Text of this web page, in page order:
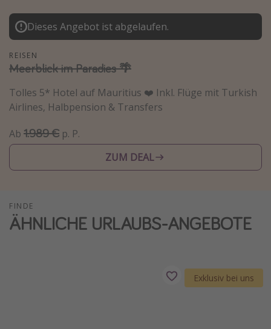
Lombardei
Korsika
Gambia
Reisethemen
Alle Reisethemen
Städtereisen
Strandurlaub
Wellnessurlaub
Kurzurlaub
Skiurlaub
Dieses Angebot ist abgelaufen.
REISEN
Meerblick im Paradies 🌴
Tolles 5* Hotel auf Mauritius ❤️ Inkl. Flüge mit Turkish
Airlines, Halbpension & Transfers
Ab 1.989 € p. P.
ZUM DEAL
FINDE
ÄHNLICHE URLAUBS-ANGEBOTE
Exklusiv bei uns